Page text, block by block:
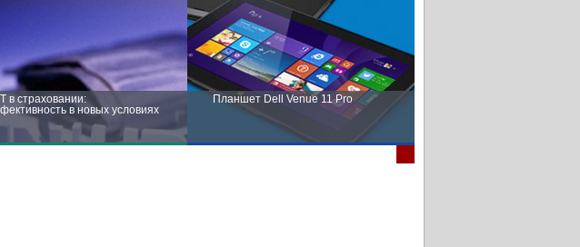
в страховании:
в новых условиях
Планшет Dell Venue 11 Pro